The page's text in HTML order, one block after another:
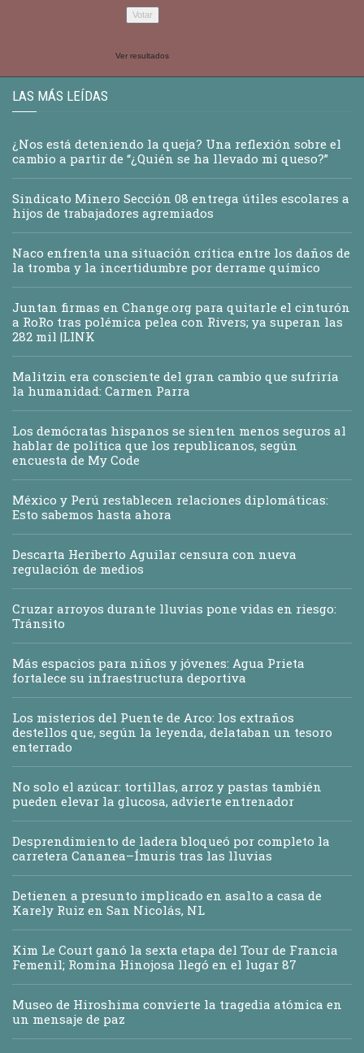
Ver resultados
LAS MÁS LEÍDAS
¿Nos está deteniendo la queja? Una reflexión sobre el
cambio a partir de “¿Quién se ha llevado mi queso?”
Sindicato Minero Sección 08 entrega útiles escolares a
hijos de trabajadores agremiados
Naco enfrenta una situación crítica entre los daños de
la tromba y la incertidumbre por derrame químico
Juntan firmas en Change.org para quitarle el cinturón
a RoRo tras polémica pelea con Rivers; ya superan las
282 mil |LINK
Malitzin era consciente del gran cambio que sufriría
la humanidad: Carmen Parra
Los demócratas hispanos se sienten menos seguros al
hablar de política que los republicanos, según
encuesta de My Code
México y Perú restablecen relaciones diplomáticas:
Esto sabemos hasta ahora
Descarta Heriberto Aguilar censura con nueva
regulación de medios
Cruzar arroyos durante lluvias pone vidas en riesgo:
Tránsito
Más espacios para niños y jóvenes: Agua Prieta
fortalece su infraestructura deportiva
Los misterios del Puente de Arco: los extraños
destellos que, según la leyenda, delataban un tesoro
enterrado
No solo el azúcar: tortillas, arroz y pastas también
pueden elevar la glucosa, advierte entrenador
Desprendimiento de ladera bloqueó por completo la
carretera Cananea–Ímuris tras las lluvias
Detienen a presunto implicado en asalto a casa de
Karely Ruiz en San Nicolás, NL
Kim Le Court ganó la sexta etapa del Tour de Francia
Femenil; Romina Hinojosa llegó en el lugar 87
Museo de Hiroshima convierte la tragedia atómica en
un mensaje de paz